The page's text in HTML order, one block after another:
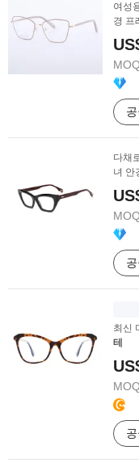
여성
경 프
다채
녀 안
최신
테